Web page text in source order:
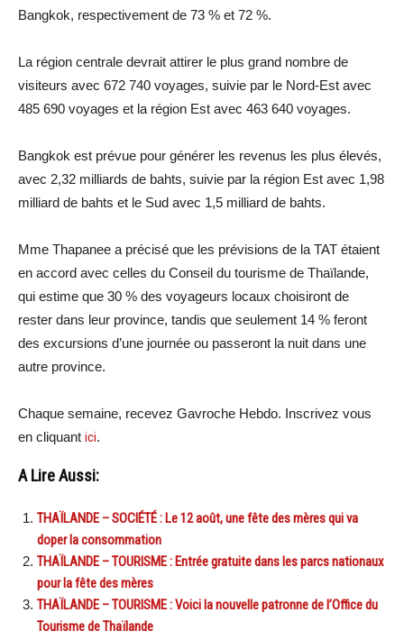
Bangkok, respectivement de 73 % et 72 %.
La région centrale devrait attirer le plus grand nombre de
visiteurs avec 672 740 voyages, suivie par le Nord-Est avec
485 690 voyages et la région Est avec 463 640 voyages.
Bangkok est prévue pour générer les revenus les plus élevés,
avec 2,32 milliards de bahts, suivie par la région Est avec 1,98
milliard de bahts et le Sud avec 1,5 milliard de bahts.
Mme Thapanee a précisé que les prévisions de la TAT étaient
en accord avec celles du Conseil du tourisme de Thaïlande,
qui estime que 30 % des voyageurs locaux choisiront de
rester dans leur province, tandis que seulement 14 % feront
des excursions d’une journée ou passeront la nuit dans une
autre province.
Chaque semaine, recevez Gavroche Hebdo. Inscrivez vous
en cliquant ici.
A Lire Aussi:
THAÏLANDE – SOCIÉTÉ : Le 12 août, une fête des mères qui va
doper la consommation
THAÏLANDE – TOURISME : Entrée gratuite dans les parcs nationaux
pour la fête des mères
THAÏLANDE – TOURISME : Voici la nouvelle patronne de l’Office du
Tourisme de Thaïlande